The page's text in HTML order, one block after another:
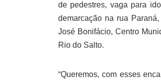
de pedestres, vaga para
demarcação na rua
José Bonifácio, Centro
Rio do Salto.
“Queremos, com esses